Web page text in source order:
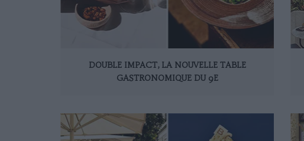
DOUBLE IMPACT, LA NOUVELLE TABLE
GASTRONOMIQUE DU 9E